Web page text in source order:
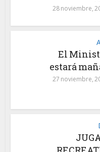
28 noviembre,
El
estará
27 noviembre,